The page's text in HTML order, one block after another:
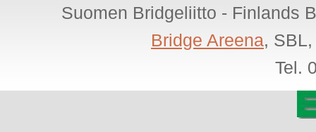
Suomen Bridgeliitto - Finlands
Bridge Areena,
Tel.